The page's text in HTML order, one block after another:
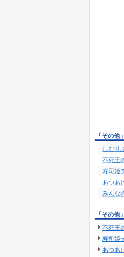
「その
しむり
不死王
寿司姫
あつあ
みんな
「その
不死王
寿司姫
あつあ